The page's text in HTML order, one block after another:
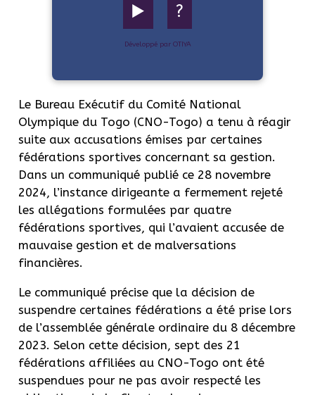
▶️ ?
Développé par OTIYA
Le Bureau Exécutif du Comité National
Olympique du Togo (CNO-Togo) a tenu à réagir
suite aux accusations émises par certaines
fédérations sportives concernant sa gestion.
Dans un communiqué publié ce 28 novembre
2024, l’instance dirigeante a fermement rejeté
les allégations formulées par quatre
fédérations sportives, qui l’avaient accusée de
mauvaise gestion et de malversations
financières.
Le communiqué précise que la décision de
suspendre certaines fédérations a été prise lors
de l’assemblée générale ordinaire du 8 décembre
2023. Selon cette décision, sept des 21
fédérations affiliées au CNO-Togo ont été
suspendues pour ne pas avoir respecté les